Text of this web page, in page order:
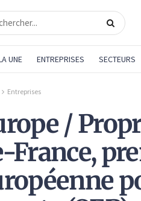
UNE ENTREPRISES SECTEURS
Entreprises
/
France,